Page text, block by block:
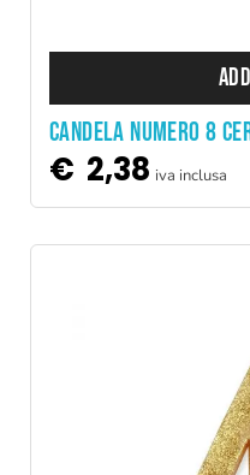
CANDELA NUMERO 8
€ 2,38 iva inclusa